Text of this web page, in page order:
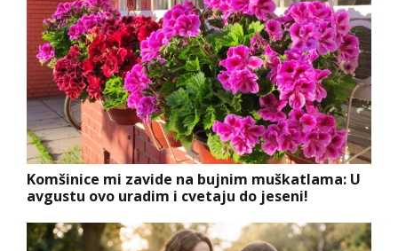
Komšinice mi zavide na bujnim muškatlama: U
avgustu ovo uradim i cvetaju do jeseni!